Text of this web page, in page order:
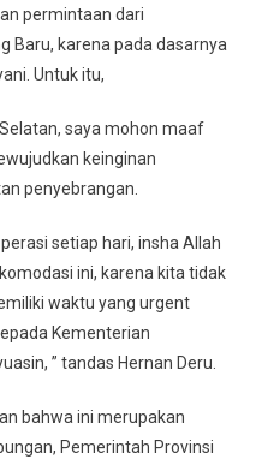
permintaan dari
Baru, karena pada dasarnya
Untuk itu,
saya mohon maaf
keinginan
penyebrangan.
setiap hari, insha Allah
ini, karena kita tidak
waktu yang urgent
Kementerian
” tandas Hernan Deru.
bahwa ini merupakan
Pemerintah Provinsi